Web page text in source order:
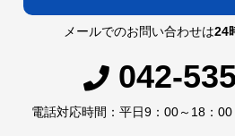
メールでのお問い合わせは24
042-
電話対応時間：平日9：00～18：00